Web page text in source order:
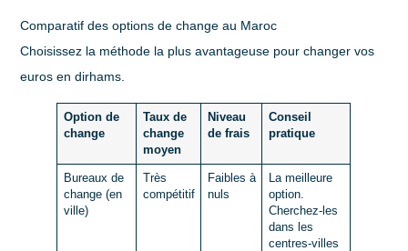
Comparatif des options de change au Maroc
Choisissez la méthode la plus avantageuse pour changer vos
euros en dirhams.
Option de
change
Taux de
change
moyen
Niveau
de frais
Conseil
pratique
Bureaux de
change (en
ville)
Très
compétitif
Faibles à
nuls
La meilleure
option.
Cherchez-les
dans les
centres-villes